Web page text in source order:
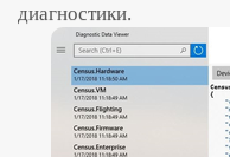
диагностики.